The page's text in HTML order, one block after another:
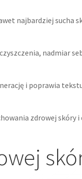
najbardziej sucha
nadmiar
i poprawia
zdrowej